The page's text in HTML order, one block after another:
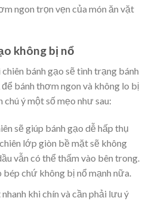
ngon trọn vẹn của món ăn vặt
không bị nổ
bánh gạo sẽ tình trạng bánh
bánh thơm ngon và không lo bị
ý một số mẹo như sau:
sẽ giúp bánh gạo dễ hấp thụ
lớp giòn bề mặt sẽ không
vẫn có thể thấm vào bên trong.
bép chứ không bị nổ mạnh nữa.
khi chín và cần phải lưu ý